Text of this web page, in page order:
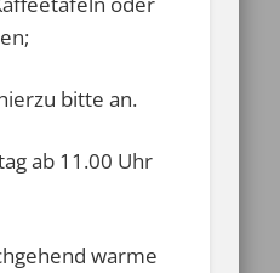
bitte an.
ab 11.00 Uhr
warme